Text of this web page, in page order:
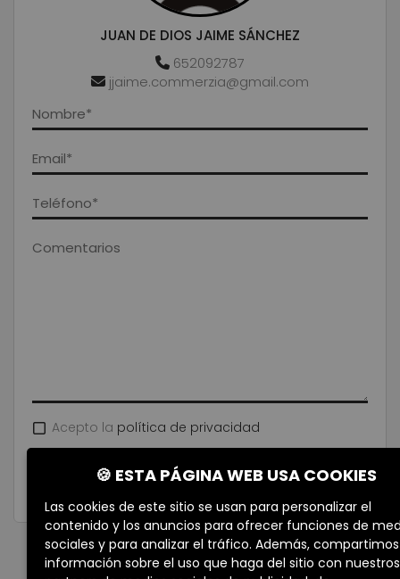
JUAN DE DIOS JAIME SÁNCHEZ
652092787
jjaime.commerzia@gmail.com
Acepto la política de privacidad
🍪 ESTA PÁGINA WEB USA COOKIES
Las cookies de este sitio se usan para personalizar el
contenido y los anuncios para ofrecer funciones de
sociales y para analizar el tráfico. Además, compartimos
información sobre el uso que haga del sitio con nuestros